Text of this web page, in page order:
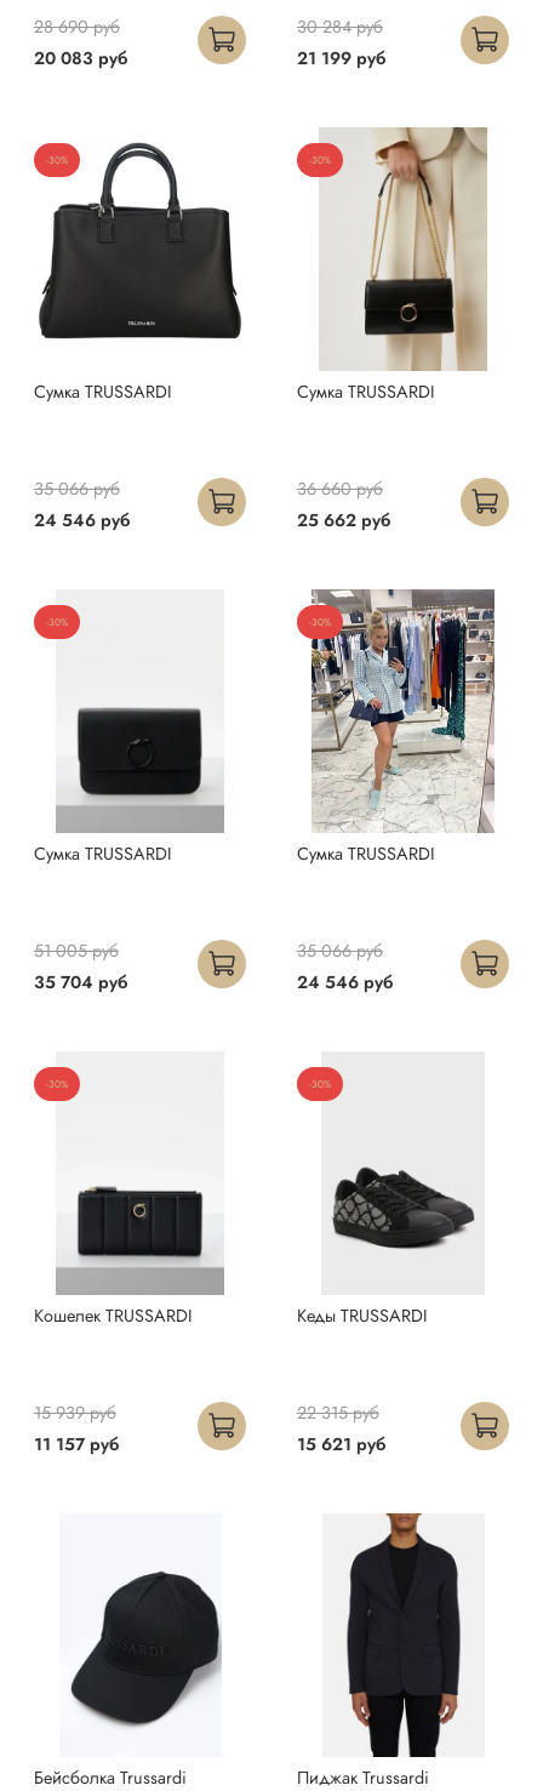
20 083 руб
28 690 руб
21 199 руб
30 284 руб
-30%
Сумка TRUSSARDI
24 546 руб
35 066 руб
-30%
Сумка TRUSSARDI
25 662 руб
36 660 руб
-30%
Сумка TRUSSARDI
35 704 руб
51 005 руб
-30%
Сумка TRUSSARDI
24 546 руб
35 066 руб
-30%
Кошелек TRUSSARDI
11 157 руб
15 939 руб
-30%
Кеды TRUSSARDI
15 621 руб
22 315 руб
Бейсболка Trussardi Пиджак Trussardi